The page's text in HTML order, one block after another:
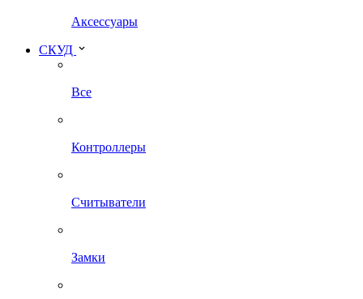
Аксессуары
СКУД
Все
Контроллеры
Считыватели
Замки